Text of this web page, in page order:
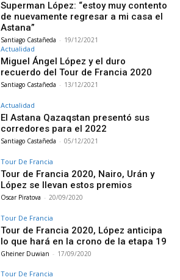
Superman López: “estoy muy contento
de nuevamente regresar a mi casa el
Astana”
Santiago Castañeda - 19/12/2021
Actualidad
Miguel Ángel López y el duro
recuerdo del Tour de Francia 2020
Santiago Castañeda - 13/12/2021
Actualidad
El Astana Qazaqstan presentó sus
corredores para el 2022
Santiago Castañeda - 05/12/2021
Tour De Francia
Tour de Francia 2020, Nairo, Urán y
López se llevan estos premios
Oscar Piratova - 20/09/2020
Tour De Francia
Tour de Francia 2020, López anticipa
lo que hará en la crono de la etapa 19
Gheiner Duwian - 17/09/2020
Tour De Francia